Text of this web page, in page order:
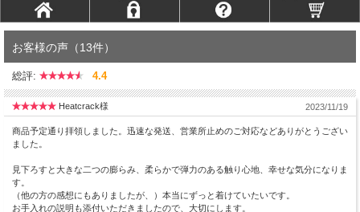
お客様の声（13件）
総評: 4.4
Heatcrack様 2023/11/19
商品予定通り拝領しました。迅速な発送、営業所止めのご対応などありがとうござい
ました。
見下ろすと大きな二つの膨らみ、柔らかで弾力のある触り心地、幸せな気分になりま
す。
（他の方の感想にもありましたが、）本当にずっと着けていたいです。
お手入れの説明も添付いただきましたので、大切にします。